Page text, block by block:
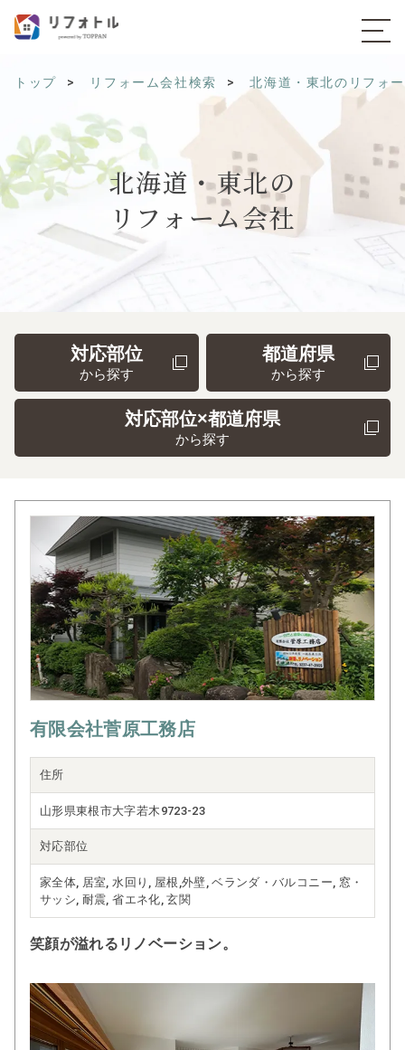
トップ リフォーム会社検索 北海道・東北のリフォ
北海道・東北の
リフォーム会社
対応部位
から探す
都道府県
から探す
対応部位×都道府県
から探す
有限会社菅原工務店
住所
山形県東根市大字若木9723-23
対応部位
家全体, 居室, 水回り, 屋根,外壁, ベランダ・バルコニー, 窓・
サッシ, 耐震, 省エネ化, 玄関
笑顔が溢れるリノベーション。